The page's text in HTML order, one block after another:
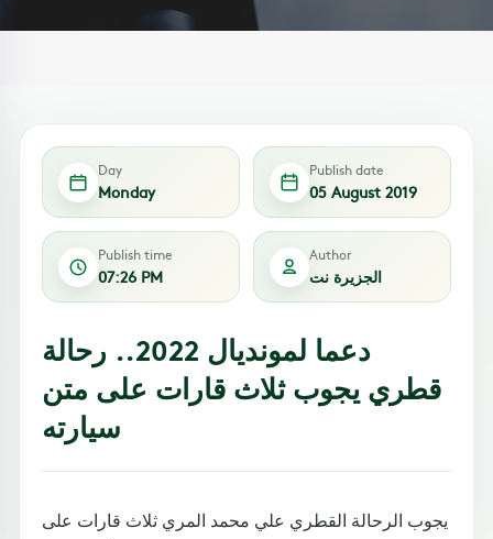
Day
Monday
Publish date
05 August 2019
Publish time
07:26 PM
Author
الجزيرة نت
دعما لمونديال 2022.. رحالة
قطري يجوب ثلاث قارات على متن
سيارته
يجوب الرحالة القطري علي محمد المري ثلاث قارات على